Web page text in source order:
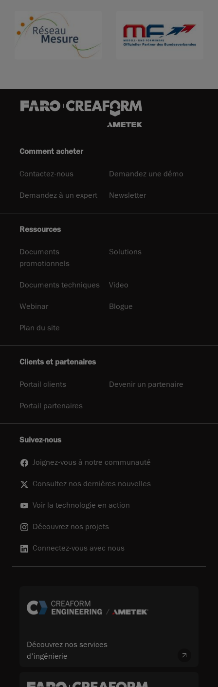
Comment acheter
Contactez-nous Demandez une démo
Demandez à un expert Newsletter
Ressources
Documents
promotionnels
Solutions
Documents techniques Video
Webinar Blogue
Plan du site
Clients et partenaires
Portail clients Devenir un partenaire
Portail partenaires
Suivez-nous
Joignez-vous à notre communauté
Consultez nos dernières nouvelles
Voir la technologie en action
Découvrez nos projets
Connectez-vous avec nous
Découvrez nos services
d'ingénierie